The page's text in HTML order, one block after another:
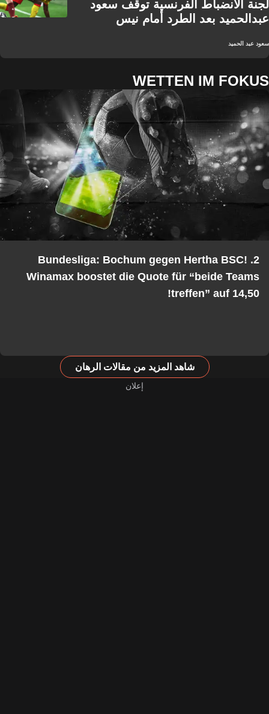
لجنة الانضباط الفرنسية توقف سعود
عبدالحميد بعد الطرد أمام نيس
سعود عبد الحميد
WETTEN IM FOKUS
2. Bundesliga: Bochum gegen Hertha BSC!
Winamax boostet die Quote für “beide Teams
treffen” auf 14,50!
شاهد المزيد من مقالات الرهان